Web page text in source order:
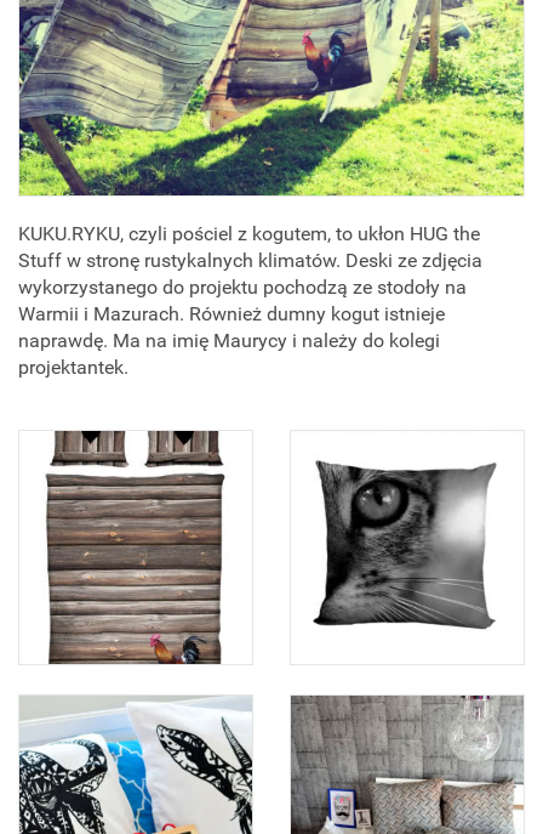
KUKU.RYKU, czyli pościel z kogutem, to ukłon HUG the
Stuff w stronę rustykalnych klimatów. Deski ze zdjęcia
wykorzystanego do projektu pochodzą ze stodoły na
Warmii i Mazurach. Również dumny kogut istnieje
naprawdę. Ma na imię Maurycy i należy do kolegi
projektantek.